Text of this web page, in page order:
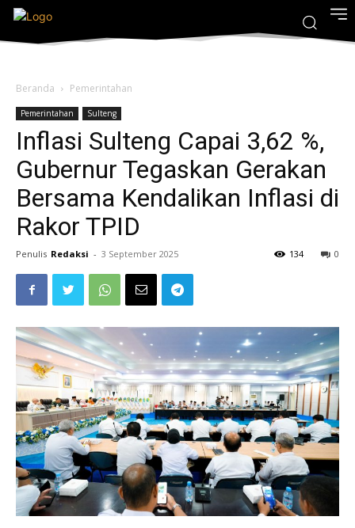
Beranda Pemerintahan
Pemerintahan Sulteng
Inflasi Sulteng Capai 3,62 %,
Gubernur Tegaskan Gerakan
Bersama Kendalikan Inflasi di
Rakor TPID
Penulis Redaksi - 3 September 2025 0
134